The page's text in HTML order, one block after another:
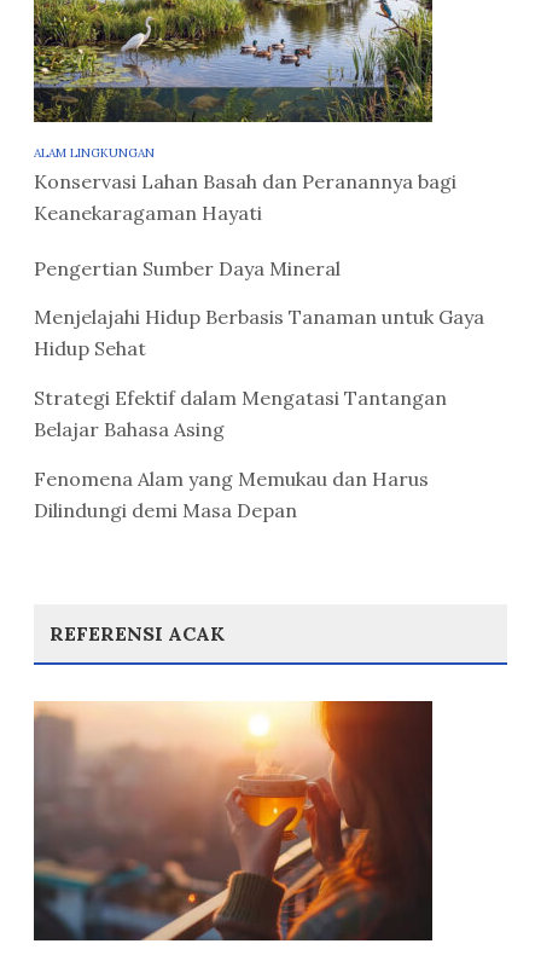
ALAM LINGKUNGAN
Konservasi Lahan Basah dan Peranannya bagi
Keanekaragaman Hayati
Pengertian Sumber Daya Mineral
Menjelajahi Hidup Berbasis Tanaman untuk Gaya
Hidup Sehat
Strategi Efektif dalam Mengatasi Tantangan
Belajar Bahasa Asing
Fenomena Alam yang Memukau dan Harus
Dilindungi demi Masa Depan
REFERENSI ACAK